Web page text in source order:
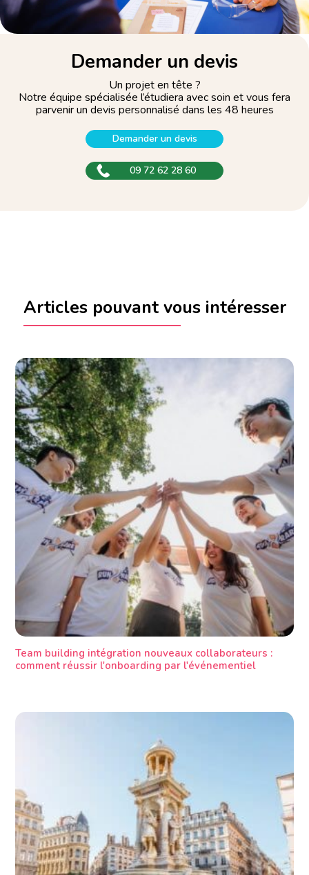
Demander un devis
Un projet en tête ?
Notre équipe spécialisée l’étudiera avec soin et vous fera
parvenir un devis personnalisé dans les 48 heures
Demander un devis
09 72 62 28 60
Articles pouvant vous intéresser
Team building intégration nouveaux collaborateurs :
comment réussir l'onboarding par l'événementiel